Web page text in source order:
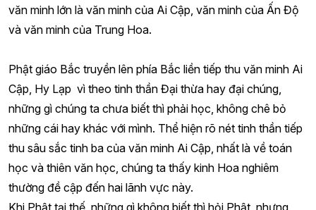
văn minh lớn là văn minh của Ai Cập, văn minh của Ấn Độ
và văn minh của Trung Hoa.
Phật giáo Bắc truyền lên phía Bắc liền tiếp thu văn minh Ai
Cập, Hy Lạp vì theo tinh thần Đại thừa hay đại chúng,
những gì chúng ta chưa biết thì phải học, không chê bỏ
những cái hay khác với mình. Thể hiện rõ nét tinh thần tiếp
thu sâu sắc tinh ba của văn minh Ai Cập, nhất là về toán
học và thiên văn học, chúng ta thấy kinh Hoa nghiêm
thường đề cập đến hai lãnh vực này.
Khi Phật tại thế, những gì không biết thì hỏi Phật, nhưng